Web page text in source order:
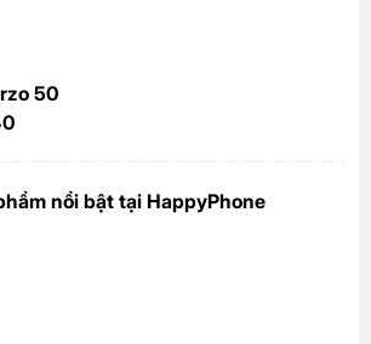
50
nổi bật tại HappyPhone